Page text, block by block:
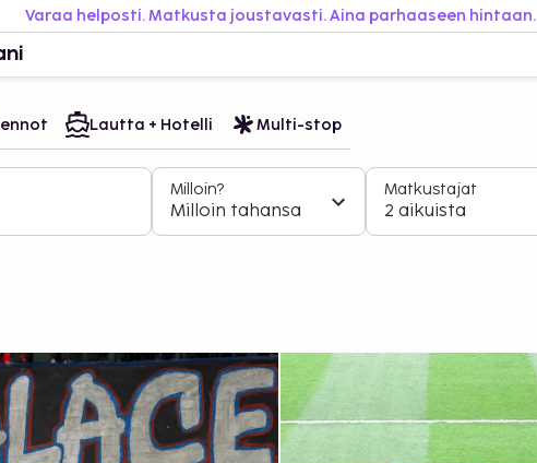
Varaa helposti. Matkusta joustavasti. Aina parhaaseen hintaan.
Lautta + Hotelli Multi-stop
Milloin?
Milloin tahansa
Matkustajat
2 aikuista